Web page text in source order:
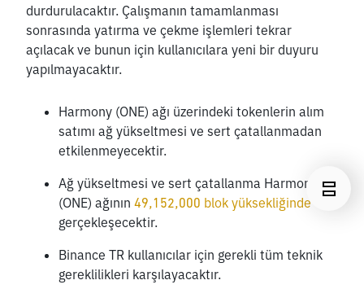
durdurulacaktır. Çalışmanın tamamlanması
sonrasında yatırma ve çekme işlemleri tekrar
açılacak ve bunun için kullanıcılara yeni bir duyuru
yapılmayacaktır.
Harmony (ONE) ağı üzerindeki tokenlerin alım
satımı ağ yükseltmesi ve sert çatallanmadan
etkilenmeyecektir.
Ağ yükseltmesi ve sert çatallanma Harmony
(ONE) ağının 49,152,000 blok yüksekliğinde
gerçekleşecektir.
Binance TR kullanıcılar için gerekli tüm teknik
gereklilikleri karşılayacaktır.